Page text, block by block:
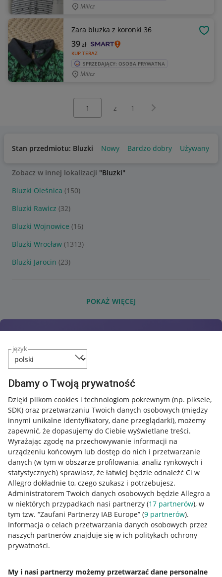
język
Dbamy o Twoją prywatność
Dzięki plikom cookies i technologiom pokrewnym (np. piksele,
SDK) oraz przetwarzaniu Twoich danych osobowych (między
innymi unikalne identyfikatory, dane przeglądarki), możemy
zapewnić, że dopasujemy do Ciebie wyświetlane treści.
Wyrażając zgodę na przechowywanie informacji na
urządzeniu końcowym lub dostęp do nich i przetwarzanie
danych (w tym w obszarze profilowania, analiz rynkowych i
statystycznych) sprawiasz, że łatwiej będzie odnaleźć Ci w
Allegro dokładnie to, czego szukasz i potrzebujesz.
Administratorem Twoich danych osobowych będzie Allegro a
w niektórych przypadkach nasi partnerzy (17 partnerów), w
tym tzw. “Zaufani Partnerzy IAB Europe” (9 partnerów).
Informacja o celach przetwarzania danych osobowych przez
naszych partnerów znajduje się w ich politykach ochrony
prywatności.
My i nasi partnerzy możemy przetwarzać dane personalne
Milicz
Zara bluzka z koronki 36
KUP TERAZ
39zł
SPRZEDAJĄCY: OSOBA PRYWATNA
Milicz
z 1 Następna strona
Stan przedmiotu: Bluzki Nowy Bardzo dobry Używany
Zobacz w innej lokalizacji "Bluzki"
Bluzki Oleśnica (150)
Bluzki Rawicz (32)
Bluzki Wojnowice (16)
Bluzki Wrocław (1313)
Bluzki Jarocin (23)
POKAŻ WIĘCEJ
Przydatne informacje
Jak to działa